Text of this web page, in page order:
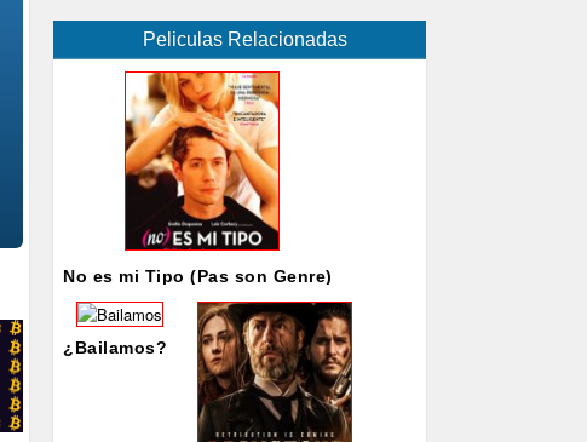
Peliculas Relacionadas
No es mi Tipo (Pas son Genre)
¿Bailamos?